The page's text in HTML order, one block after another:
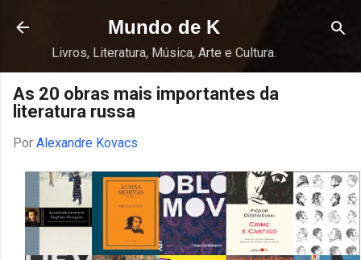
Pular para o conteúdo principal
Mundo de K
Livros, Literatura, Música, Arte e Cultura.
As 20 obras mais importantes da
literatura russa
Por Alexandre Kovacs